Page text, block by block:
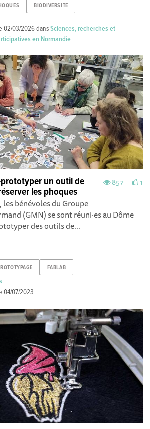
BIODIVERSITE
02/03/2026dansSciences, recherches et
en Normandie
857 1
un outil de
les phoques
les bénévoles du Groupe
(GMN) se sont réuni·es au Dôme
des outils de...
FABLAB
04/07/2023